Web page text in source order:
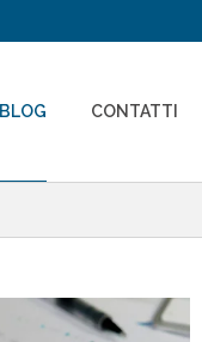
BLOG CONTATTI